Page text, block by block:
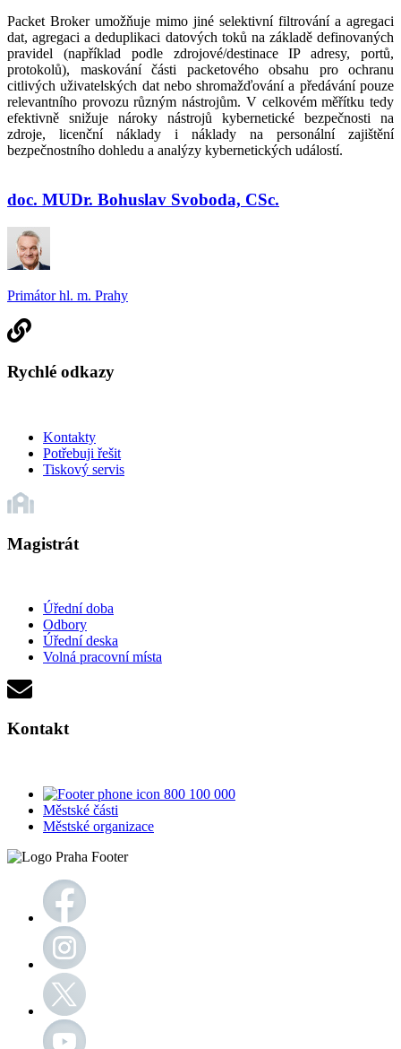
Packet Broker umožňuje mimo jiné selektivní filtrování a agregaci
dat, agregaci a deduplikaci datových toků na základě definovaných
pravidel (například podle zdrojové/destinace IP adresy, portů,
protokolů), maskování části packetového obsahu pro ochranu
citlivých uživatelských dat nebo shromažďování a předávání pouze
relevantního provozu různým nástrojům. V celkovém měřítku tedy
efektivně snižuje nároky nástrojů kybernetické bezpečnosti na
zdroje, licenční náklady i náklady na personální zajištění
bezpečnostního dohledu a analýzy kybernetických událostí.
doc. MUDr. Bohuslav Svoboda, CSc.
Primátor hl. m. Prahy
Rychlé odkazy
Kontakty
Potřebuji řešit
Tiskový servis
Magistrát
Úřední doba
Odbory
Úřední deska
Volná pracovní místa
Kontakt
800 100 000
Městské části
Městské organizace